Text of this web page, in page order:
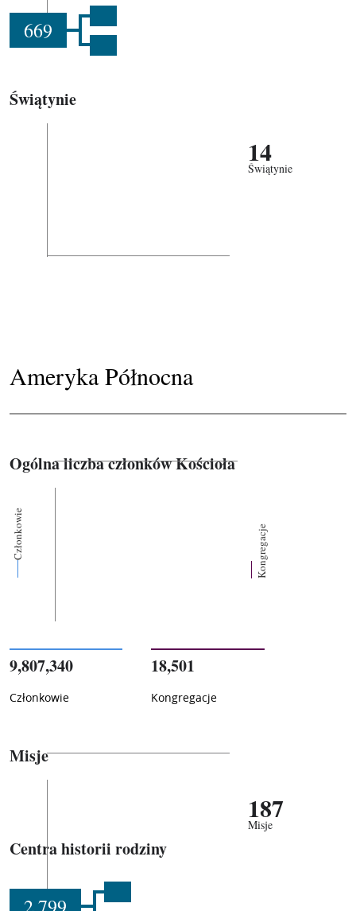
669
Świątynie
14
Świątynie
Ameryka Północna
Ogólna liczba członków Kościoła
Członkowie Kongregacje
9,807,340
Członkowie
18,501
Kongregacje
Misje
187
Misje
Centra historii rodziny